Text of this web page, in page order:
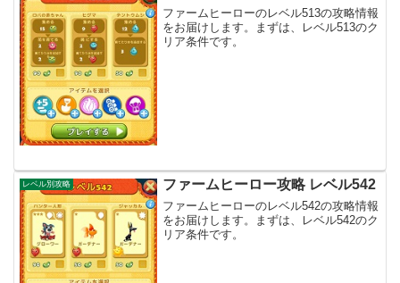
ファームヒーローのレベル513の攻略情報
をお届けします。まずは、レベル513のク
リア条件です。
レベル別攻略 ファームヒーロー攻略 レベル542
ファームヒーローのレベル542の攻略情報
をお届けします。まずは、レベル542のク
リア条件です。